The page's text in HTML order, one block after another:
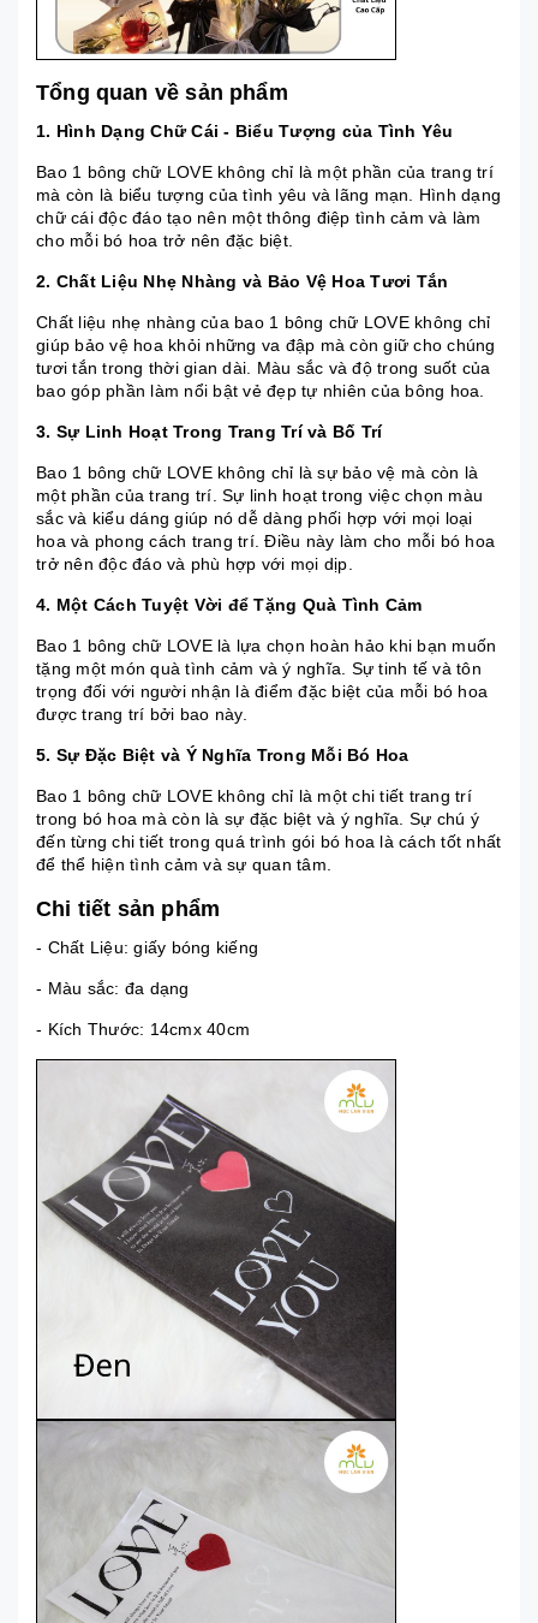
Tổng quan về sản phẩm
1. Hình Dạng Chữ Cái - Biểu Tượng của Tình Yêu
Bao 1 bông chữ LOVE không chỉ là một phần của trang trí
mà còn là biểu tượng của tình yêu và lãng mạn. Hình dạng
chữ cái độc đáo tạo nên một thông điệp tình cảm và làm
cho mỗi bó hoa trở nên đặc biệt.
2. Chất Liệu Nhẹ Nhàng và Bảo Vệ Hoa Tươi Tắn
Chất liệu nhẹ nhàng của bao 1 bông chữ LOVE không chỉ
giúp bảo vệ hoa khỏi những va đập mà còn giữ cho chúng
tươi tắn trong thời gian dài. Màu sắc và độ trong suốt của
bao góp phần làm nổi bật vẻ đẹp tự nhiên của bông hoa.
3. Sự Linh Hoạt Trong Trang Trí và Bố Trí
Bao 1 bông chữ LOVE không chỉ là sự bảo vệ mà còn là
một phần của trang trí. Sự linh hoạt trong việc chọn màu
sắc và kiểu dáng giúp nó dễ dàng phối hợp với mọi loại
hoa và phong cách trang trí. Điều này làm cho mỗi bó hoa
trở nên độc đáo và phù hợp với mọi dịp.
4. Một Cách Tuyệt Vời để Tặng Quà Tình Cảm
Bao 1 bông chữ LOVE là lựa chọn hoàn hảo khi bạn muốn
tặng một món quà tình cảm và ý nghĩa. Sự tinh tế và tôn
trọng đối với người nhận là điểm đặc biệt của mỗi bó hoa
được trang trí bởi bao này.
5. Sự Đặc Biệt và Ý Nghĩa Trong Mỗi Bó Hoa
Bao 1 bông chữ LOVE không chỉ là một chi tiết trang trí
trong bó hoa mà còn là sự đặc biệt và ý nghĩa. Sự chú ý
đến từng chi tiết trong quá trình gói bó hoa là cách tốt nhất
để thể hiện tình cảm và sự quan tâm.
Chi tiết sản phẩm
- Chất Liệu: giấy bóng kiếng
- Màu sắc: đa dạng
- Kích Thước: 14cmx 40cm